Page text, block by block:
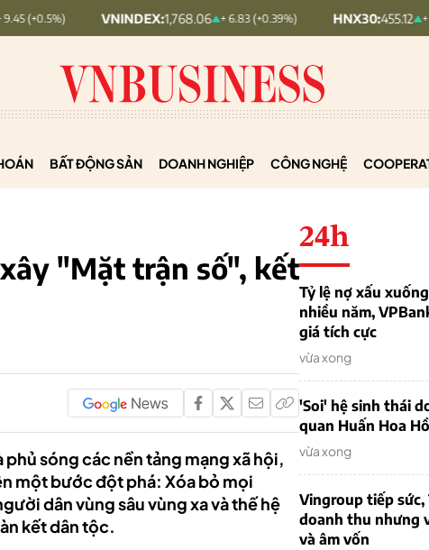
VNINDEX: 1,768.06 + 6.83 (+0.39%) HNX30: 455.12 + 1.63 (+0.36%)
BẤT ĐỘNG SẢN DOANH NGHIỆP CÔNG NGHỆ
"Mặt trận số", kết
sóng các nền tảng mạng xã hội,
một bước đột phá: Xóa bỏ mọi
dân vùng sâu vùng xa và thế hệ
kết dân tộc.
24h
Tỷ lệ nợ xấu
nhiều năm,
giá tích cực
vừa xong
'Soi' hệ sinh thái
quan Huấn Hoa
vừa xong
Vingroup tiếp
doanh thu nhưng
và âm vốn